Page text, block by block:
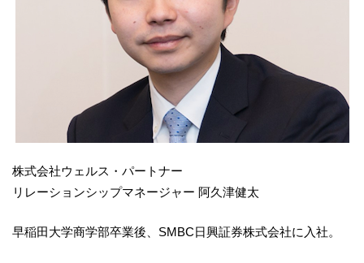
株式会社ウェルス・パートナー
リレーションシップマネージャー 阿久津健太
早稲田大学商学部卒業後、SMBC日興証券株式会社に入社。